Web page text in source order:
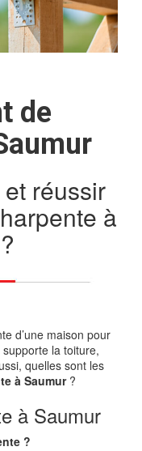
de
réussir
à
d’une maison pour
la toiture,
quelles sont les
à Saumur ?
à Saumur
?